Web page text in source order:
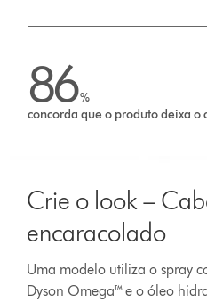
86%
concorda que o produto deixa o
Crie o look –
encaracolado
Uma modelo utiliza o spray
Dyson Omega™ e o óleo